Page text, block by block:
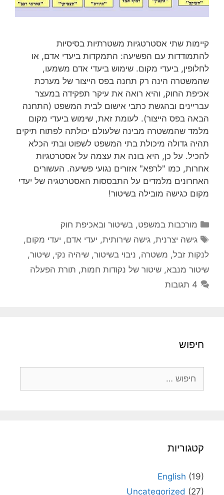
קיימות שתי אסטרטגיות משטרתיות בסיסיות
להתמודדות עם הפשיעה: התמקדות ביעדי אדם, או
לחלופין, ביעדי מקום. שימוש ביעדי אדם משמעו,
שהמשטרה הינה רק תחנה בפס הייצור של מערכת
אכיפת החוק, והיא רואה את עיקר תפקידה במעצר
עבריינים ובהגשת כתבי אישום לבית המשפט (התחנה
הבאה בפס הייצור). לעומת זאת, שימוש ביעדי מקום
מלמד שהמשטרה מבינה שלעולם יכולתה לפתוח תיקים
תהיה גדולה מיכולת בתי המשפט לשפוט ובתי הכלא
להכיל. על כן, היא בונה את עצמה על אסטרטגיות
אחרות, כמו "לרפא" אזורים נגועי פשיעה. העשורים
האחרונים מלמדים על התבססות האסטרטגיה של יעדי
מקום כגישה מובילה בשיטור!
קטגוריות
מורכבות במשפט, בשיטור ובאכיפת חוק
תגיות
גישה יצרנית,גישה שירותית, יעדי אדם, יעדי מקום,
לנקות זבל, משטרה, ניבוי בשיטור, שיהיה נקי, שיטור,
שיטור מנבא, שיטור של נקודות חמות, תורת הפעלה
4 תגובות
חיפוש
קטגוריות
English (19)
Uncategorized (27)